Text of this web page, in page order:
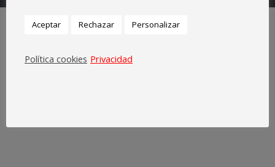
Aceptar Rechazar Personalizar
Política cookies Privacidad